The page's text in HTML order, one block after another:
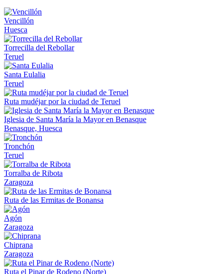
Vencillón
Huesca
Torrecilla del Rebollar
Teruel
Santa Eulalia
Teruel
Ruta mudéjar por la ciudad de Teruel
Iglesia de Santa María la Mayor en Benasque
Benasque, Huesca
Tronchón
Teruel
Torralba de Ribota
Zaragoza
Ruta de las Ermitas de Bonansa
Agón
Zaragoza
Chiprana
Zaragoza
Ruta el Pinar de Rodeno (Norte)